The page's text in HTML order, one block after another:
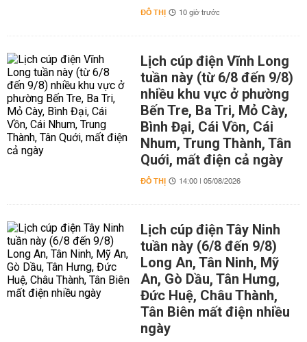
ĐÔ THỊ 10 giờ trước
Lịch cúp điện Vĩnh Long
tuần này (từ 6/8 đến 9/8)
nhiều khu vực ở phường
Bến Tre, Ba Tri, Mỏ Cày,
Bình Đại, Cái Vồn, Cái
Nhum, Trung Thành, Tân
Quới, mất điện cả ngày
ĐÔ THỊ 14:00 | 05/08/2026
Lịch cúp điện Tây Ninh
tuần này (6/8 đến 9/8)
Long An, Tân Ninh, Mỹ
An, Gò Dầu, Tân Hưng,
Đức Huệ, Châu Thành,
Tân Biên mất điện nhiều
ngày